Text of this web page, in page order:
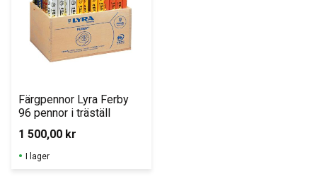
Färgpennor Lyra Ferby
96 pennor i träställ
1 500,00 kr
I lager